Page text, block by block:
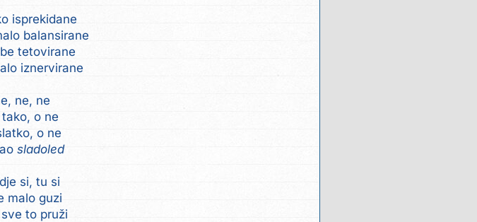
isprekidane
balansirane
tetovirane
iznervirane
ne, ne
o ne
o ne
sladoled
si, tu si
malo guzi
to pruži